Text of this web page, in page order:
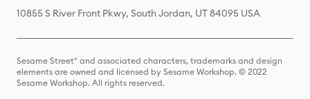
10855 S River Front Pkwy, South Jordan, UT 84095 USA
Sesame Street® and associated characters, trademarks and design
elements are owned and licensed by Sesame Workshop. © 2022
Sesame Workshop. All rights reserved.